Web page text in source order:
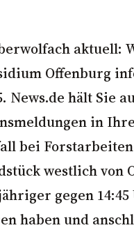
aktuell:
Offenburg
News.de hält Sie
in
bei
westlich von
gegen
haben und